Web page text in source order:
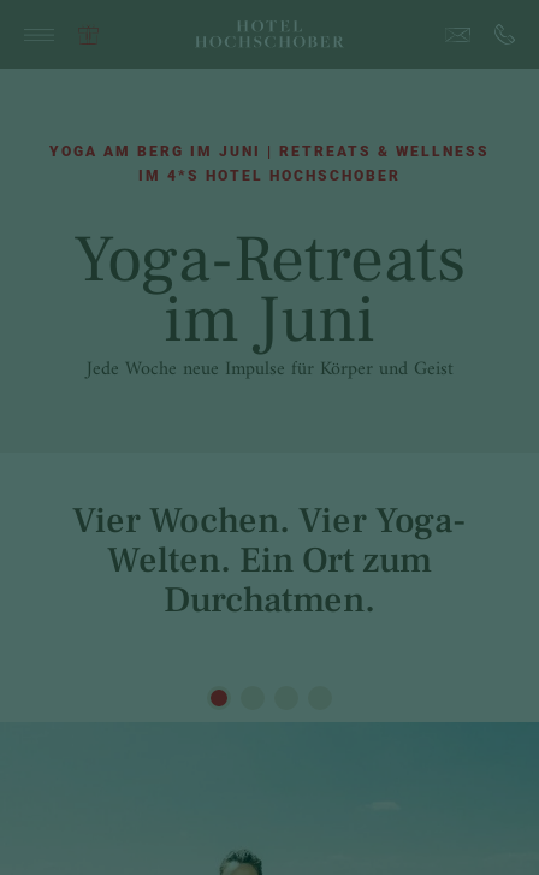
YOGA AM BERG IM JUNI | RETREATS & WELLNESS
IM 4*S HOTEL HOCHSCHOBER
Yoga-Retreats
im Juni
Jede Woche neue Impulse für Körper und Geist
Vier Wochen. Vier Yoga-
Welten. Ein Ort zum
Durchatmen.